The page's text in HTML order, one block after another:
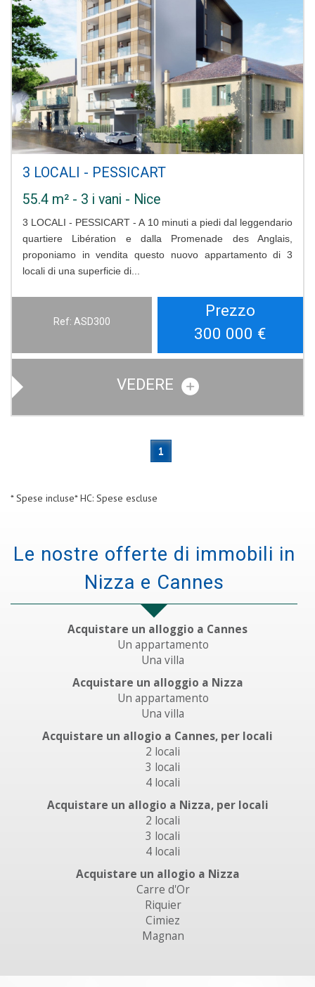
3 LOCALI - PESSICART
55.4 m² - 3 i vani - Nice
3 LOCALI - PESSICART - A 10 minuti a piedi dal leggendario
quartiere Libération e dalla Promenade des Anglais,
proponiamo in vendita questo nuovo appartamento di 3
locali di una superficie di...
Ref: ASD300
Prezzo
300 000 €
VEDERE
1
* Spese incluse* HC: Spese escluse
Le nostre offerte di immobili in
Nizza e Cannes
Acquistare un alloggio a Cannes
Un appartamento
Una villa
Acquistare un alloggio a Nizza
Un appartamento
Una villa
Acquistare un allogio a Cannes, per locali
2 locali
3 locali
4 locali
Acquistare un allogio a Nizza, per locali
2 locali
3 locali
4 locali
Acquistare un allogio a Nizza
Carre d'Or
Riquier
Cimiez
Magnan